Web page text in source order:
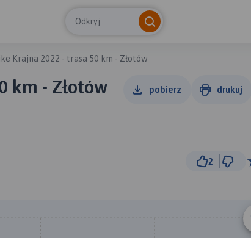
Odkryj
Krajna 2022 - trasa 50 km - Złotów
km - Złotów pobierz drukuj
2
5 km